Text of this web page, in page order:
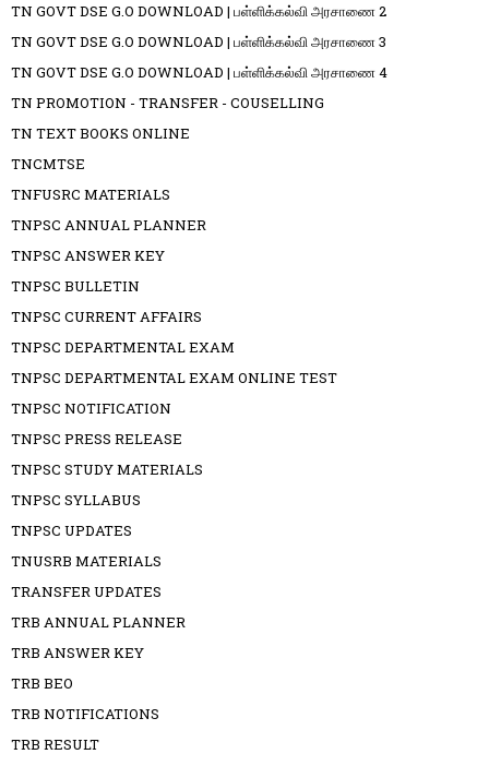
TN GOVT DSE G.O DOWNLOAD | பள்ளிக்கல்வி அரசாணை 2
TN GOVT DSE G.O DOWNLOAD | பள்ளிக்கல்வி அரசாணை 3
TN GOVT DSE G.O DOWNLOAD | பள்ளிக்கல்வி அரசாணை 4
TN PROMOTION - TRANSFER - COUSELLING
TN TEXT BOOKS ONLINE
TNCMTSE
TNFUSRC MATERIALS
TNPSC ANNUAL PLANNER
TNPSC ANSWER KEY
TNPSC BULLETIN
TNPSC CURRENT AFFAIRS
TNPSC DEPARTMENTAL EXAM
TNPSC DEPARTMENTAL EXAM ONLINE TEST
TNPSC NOTIFICATION
TNPSC PRESS RELEASE
TNPSC STUDY MATERIALS
TNPSC SYLLABUS
TNPSC UPDATES
TNUSRB MATERIALS
TRANSFER UPDATES
TRB ANNUAL PLANNER
TRB ANSWER KEY
TRB BEO
TRB NOTIFICATIONS
TRB RESULT